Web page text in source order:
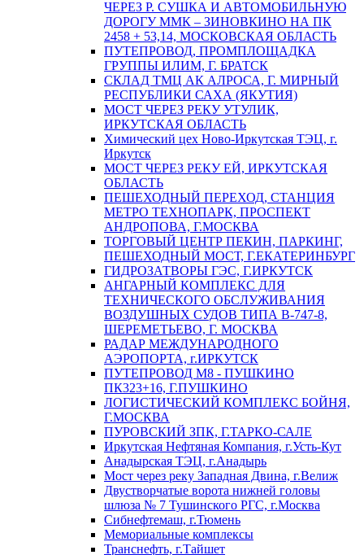
ЧЕРЕЗ Р. СУШКА И АВТОМОБИЛЬНУЮ
ДОРОГУ ММК – ЗИНОВКИНО НА ПК
2458 + 53,14, МОСКОВСКАЯ ОБЛАСТЬ
ПУТЕПРОВОД, ПРОМПЛОЩАДКА
ГРУППЫ ИЛИМ, Г. БРАТСК
СКЛАД ТМЦ АК АЛРОСА, Г. МИРНЫЙ
РЕСПУБЛИКИ САХА (ЯКУТИЯ)
МОСТ ЧЕРЕЗ РЕКУ УТУЛИК,
ИРКУТСКАЯ ОБЛАСТЬ
Химический цех Ново-Иркутская ТЭЦ, г.
Иркутск
МОСТ ЧЕРЕЗ РЕКУ ЕЙ, ИРКУТСКАЯ
ОБЛАСТЬ
ПЕШЕХОДНЫЙ ПЕРЕХОД, СТАНЦИЯ
МЕТРО ТЕХНОПАРК, ПРОСПЕКТ
АНДРОПОВА, Г.МОСКВА
ТОРГОВЫЙ ЦЕНТР ПЕКИН, ПАРКИНГ,
ПЕШЕХОДНЫЙ МОСТ, Г.ЕКАТЕРИНБУРГ
ГИДРОЗАТВОРЫ ГЭС, Г.ИРКУТСК
АНГАРНЫЙ КОМПЛЕКС ДЛЯ
ТЕХНИЧЕСКОГО ОБСЛУЖИВАНИЯ
ВОЗДУШНЫХ СУДОВ ТИПА В-747-8,
ШЕРЕМЕТЬЕВО, Г. МОСКВА
РАДАР МЕЖДУНАРОДНОГО
АЭРОПОРТА, г.ИРКУТСК
ПУТЕПРОВОД М8 - ПУШКИНО
ПК323+16, Г.ПУШКИНО
ЛОГИСТИЧЕСКИЙ КОМПЛЕКС БОЙНЯ,
Г.МОСКВА
ПУРОВСКИЙ ЗПК, Г.ТАРКО-САЛЕ
Иркутская Нефтяная Компания, г.Усть-Кут
Анадырская ТЭЦ, г.Анадырь
Мост через реку Западная Двина, г.Велиж
Двустворчатые ворота нижней головы
шлюза № 7 Тушинского РГС, г.Москва
Сибнефтемаш, г.Тюмень
Мемориальные комплексы
Транснефть, г.Тайшет